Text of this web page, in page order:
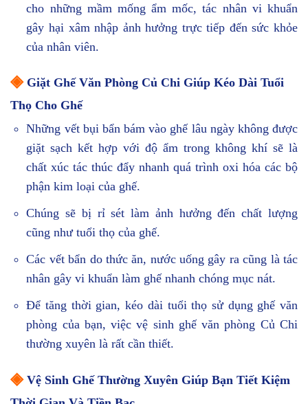
cho những mầm mống ẩm mốc, tác nhân vi khuẩn
gây hại xâm nhập ảnh hưởng trực tiếp đến sức khỏe
của nhân viên.
◈ Giặt Ghế Văn Phòng Củ Chi Giúp Kéo Dài Tuổi
Thọ Cho Ghế
Những vết bụi bẩn bám vào ghế lâu ngày không được
giặt sạch kết hợp với độ ẩm trong không khí sẽ là
chất xúc tác thúc đẩy nhanh quá trình oxi hóa các bộ
phận kim loại của ghế.
Chúng sẽ bị rỉ sét làm ảnh hưởng đến chất lượng
cũng như tuổi thọ của ghế.
Các vết bẩn do thức ăn, nước uống gây ra cũng là tác
nhân gây vi khuẩn làm ghế nhanh chóng mục nát.
Để tăng thời gian, kéo dài tuổi thọ sử dụng ghế văn
phòng của bạn, việc vệ sinh ghế văn phòng Củ Chi
thường xuyên là rất cần thiết.
◈ Vệ Sinh Ghế Thường Xuyên Giúp Bạn Tiết Kiệm